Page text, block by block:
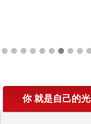
你 就是自己的光